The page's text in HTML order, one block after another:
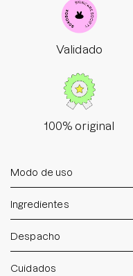
Validado
100% original
Modo de uso
Ingredientes
Despacho
Cuidados